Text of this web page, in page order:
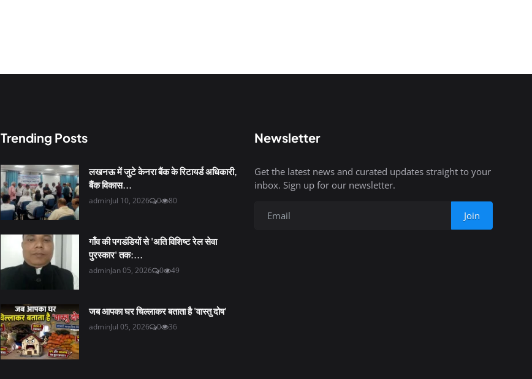
Trending Posts
लखनऊ में जुटे केनरा बैंक के रिटायर्ड अधिकारी,
बैंक विकास...
adminJul 10, 2026 0 80
गाँव की पगडंडियों से 'अति विशिष्ट रेल सेवा
पुरस्कार' तक:...
adminJan 05, 2026 0 49
जब आपका घर चिल्लाकर बताता है 'वास्तु दोष'
adminJul 05, 2026 0 36
Newsletter
Get the latest news and curated updates straight to your
inbox. Sign up for our newsletter.
Join